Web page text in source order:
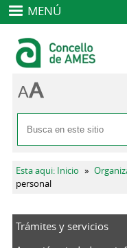
MENÚ
Formulario de
Buscar
Se encuentra usted
Esta aqui: Inicio »
personal
Trámites y servicios